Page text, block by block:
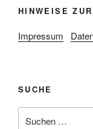
HINWEISE
Impressum
SUCHE